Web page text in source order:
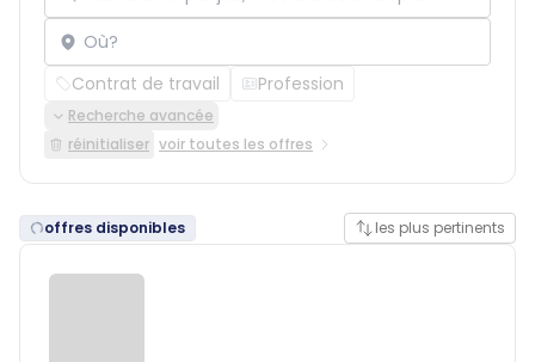
Localisation
Contrat de travail Profession
Recherche avancée
réinitialiser voir toutes les offres
offres disponibles les plus pertinents